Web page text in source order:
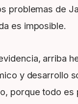
de
es imposible.
arriba
y desarrollo
porque todo es